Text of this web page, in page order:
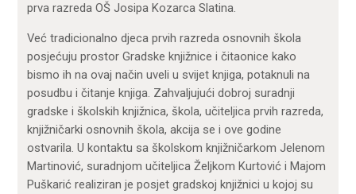
prva razreda OŠ Josipa Kozarca Slatina.
Već tradicionalno djeca prvih razreda osnovnih škola
posjećuju prostor Gradske knjižnice i čitaonice kako
bismo ih na ovaj način uveli u svijet knjiga, potaknuli na
posudbu i čitanje knjiga. Zahvaljujući dobroj suradnji
gradske i školskih knjižnica, škola, učiteljica prvih razreda,
knjižničarki osnovnih škola, akcija se i ove godine
ostvarila. U kontaktu sa školskom knjižničarkom Jelenom
Martinović, suradnjom učiteljica Željkom Kurtović i Majom
Puškarić realiziran je posjet gradskoj knjižnici u kojoj su